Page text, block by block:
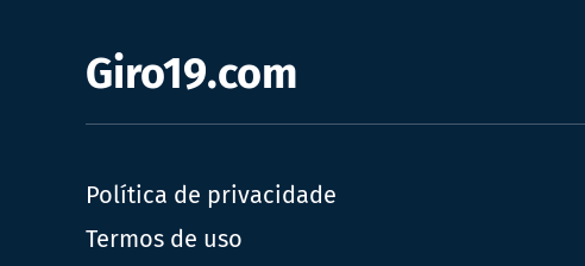
Giro19.com
Política de privacidade
Termos de uso